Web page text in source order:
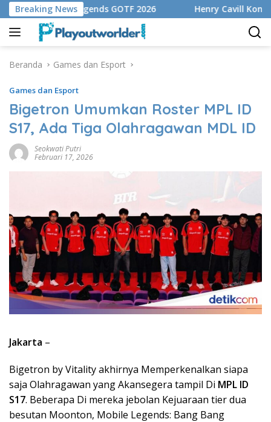
Langsung
ke
konten
Breaking News
Mobile Legends GOTF 2026 Henry Cavill
Beranda Games dan Esport
Games dan Esport
Bigetron Umumkan Roster MPL ID
S17, Ada Tiga Olahragawan MDL ID
Seokwati Putri
Februari 17, 2026
Jakarta –
Bigetron by Vitality akhirnya Memperkenalkan siapa
saja Olahragawan yang Akansegera tampil Di MPL ID
S17. Beberapa Di mereka jebolan Kejuaraan tier dua
besutan Moonton, Mobile Legends: Bang Bang